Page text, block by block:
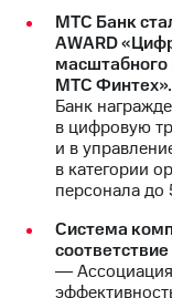
Контакты
Новости
в
регионе
и акционерам
секретарь
Раскрытие
МТС Банк
AWARD
МТС Финтех».
Банк
в цифровую
и в
в категории
персонала до
Система
― Ассоциация